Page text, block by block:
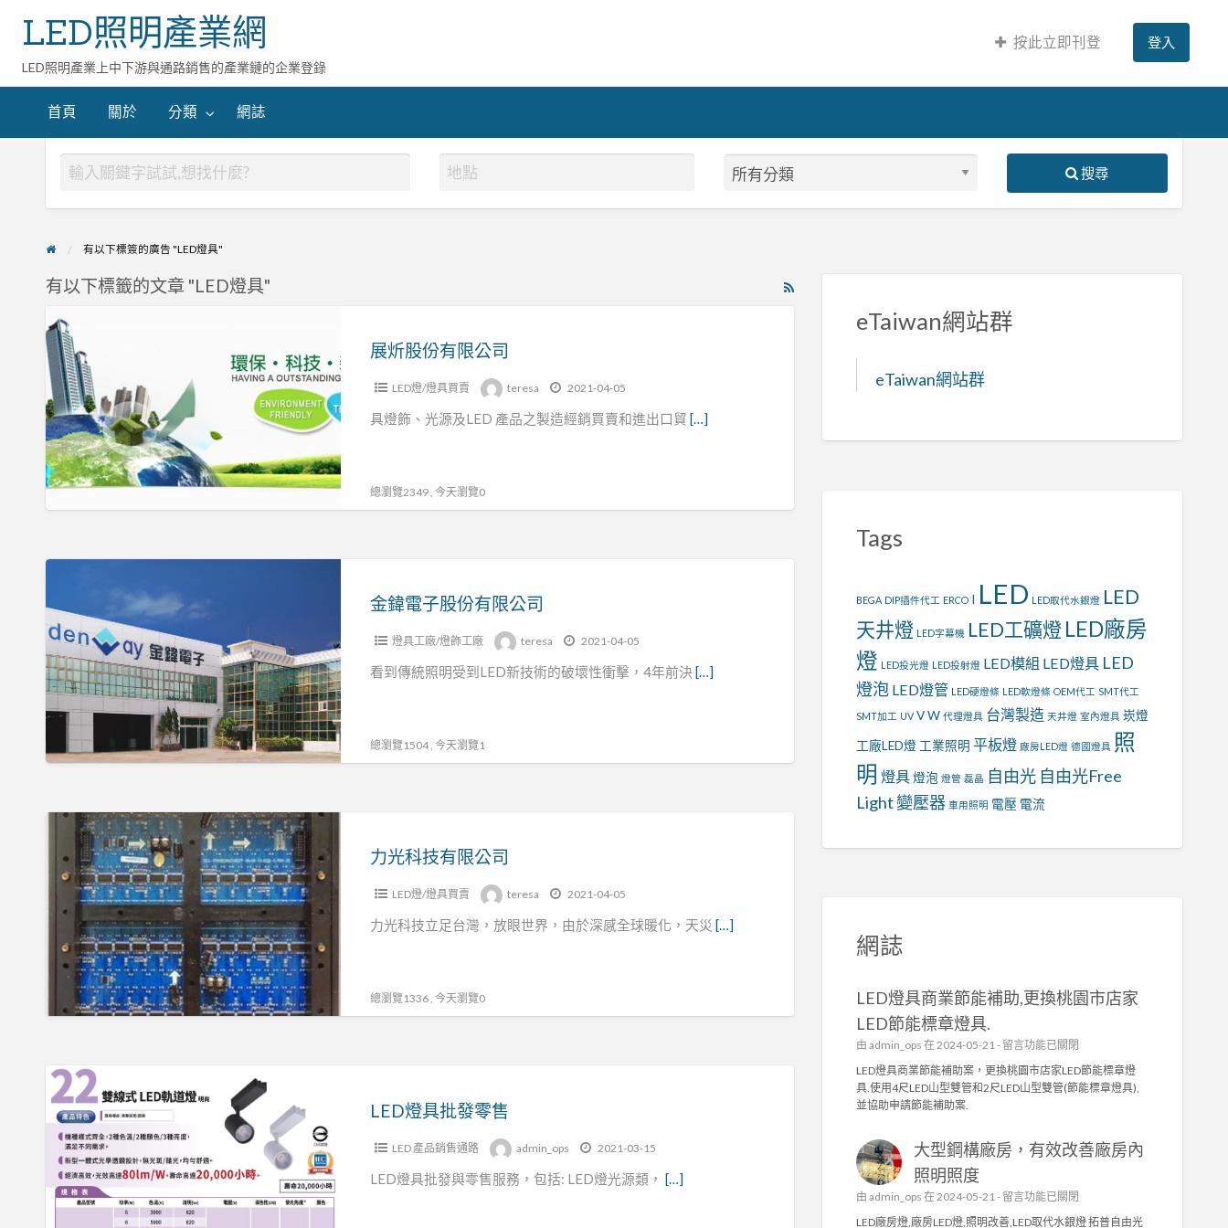
LED照明產業網
LED照明產業上中下游與通路銷售的產業鏈的企業登錄
按此立即刊登 登入
首頁 關於 分類 網誌
搜尋
有以下標簽的廣告 "LED燈具"
RSS
有以下標籤的文章 "LED燈具"
展
炘
股
份
有
限
公
司
展炘股份有限公司
LED燈/燈具買賣 teresa 2021-04-05
具燈飾、光源及LED 產品之製造經銷買賣和進出口貿 […]
總瀏覽2349 , 今天瀏覽0
電
子
股
份
有
公
金鍏電子股份有限公司
燈具工廠/燈飾工廠 teresa 2021-04-05
看到傳統照明受到LED新技術的破壞性衝擊，4年前決[…]
總瀏覽1504 , 今天瀏覽1
科
限
力光科技有限公司
LED燈/燈具買賣 teresa 2021-04-05
力光科技立足台灣，放眼世界，由於深感全球暖化，天災 […]
總瀏覽1336 , 今天瀏覽0
LED
燈
具
批
發
零
LED燈具批發零售
LED 產品銷售通路 admin_ops 2021-03-15
LED燈具批發與零售服務，包括: LED燈光源類， […]
eTaiwan網站群
eTaiwan網站群
Tags
BEGA DIP插件代工 ERCO I LED LED取代水銀燈 LED
天井燈 LED字幕機 LED工礦燈 LED廠房
燈 LED投光燈 LED投射燈 LED模組 LED燈具 LED
燈泡 LED燈管 LED硬燈條 LED軟燈條 OEM代工 SMT代工
SMT加工 UV V W 代理燈具 台灣製造 天井燈 室內燈具 崁燈
工廠LED燈 工業照明 平板燈 廠房LED燈 德國燈具 照
明 燈具 燈泡 燈管 磊晶 自由光 自由光Free
Light 變壓器 車用照明 電壓 電流
網誌
LED燈具商業節能補助,更換桃園市店家
LED節能標章燈具.
由 admin_ops 在 2024-05-21 - 在
〈
L
E
具
節
能
留言功能已關閉
LED燈具商業節能補助案，更換桃園市店家LED節能標章燈
具.使用4尺LED山型雙管和2尺LED山型雙管(節能標章燈具),
並協助申請節能補助案.
大型鋼構廠房，有效改善廠房內
照明照度
由 admin_ops 在 2024-05-21 - 在
〈
留言功能已關閉
LED廠房燈,廠房LED燈,照明改善,LED取代水銀燈 拓普自由光